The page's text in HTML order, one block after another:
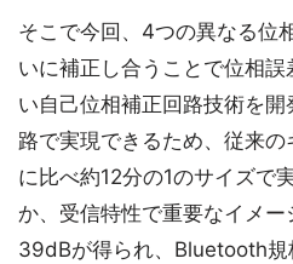
そこで今回、4つの異なる位
いに補正し合うことで位相
い自己位相補正回路技術を
路で実現できるため、従来
に比べ約12分の1のサイズで
か、受信特性で重要なイメ
39dBが得られ、Bluetooth規